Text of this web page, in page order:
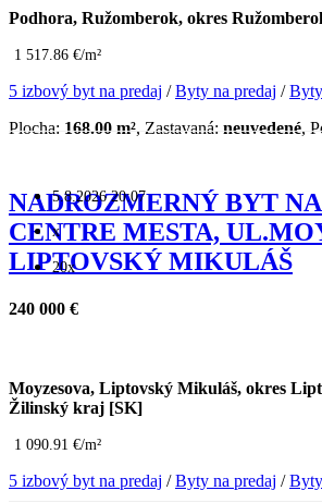
Podhora, Ružomberok, okres
1 517.86 €/m²
5 izbový byt na predaj /Byty na predaj /Byty
Plocha: 168.00 m², Zastavaná: neuvedené,
5.8.2026 20:07
x
20x
NADROZMERNÝ BYT
CENTRE MESTA,
LIPTOVSKÝ MIKULÁŠ
240 000 €
Moyzesova, Liptovský Mikuláš, okres
Žilinský kraj [SK]
1 090.91 €/m²
5 izbový byt na predaj /Byty na predaj /Byty